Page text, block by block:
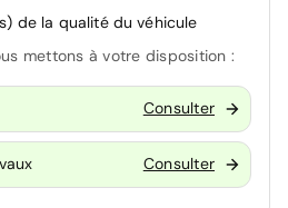
de la qualité du véhicule
mettons à votre disposition :
Consulter
Consulter